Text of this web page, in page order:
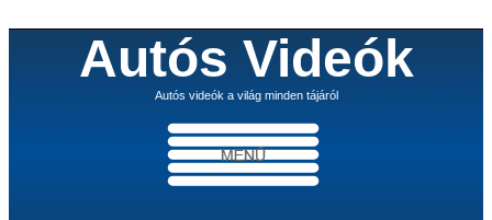
Autós Videók
Autós videók a világ minden tájáról